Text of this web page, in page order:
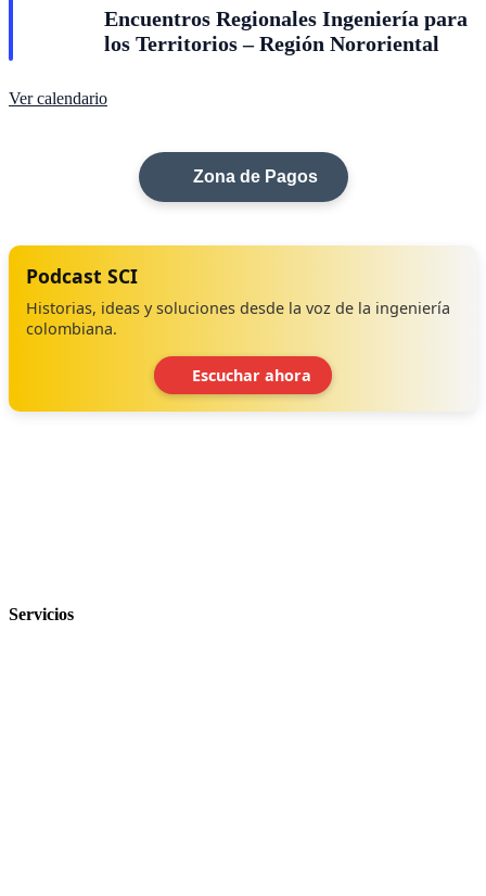
Encuentros Regionales Ingeniería para
los Territorios – Región Nororiental
Ver calendario
Zona de Pagos
Podcast SCI
Historias, ideas y soluciones desde la voz de la ingeniería
colombiana.
Escuchar ahora
Servicios